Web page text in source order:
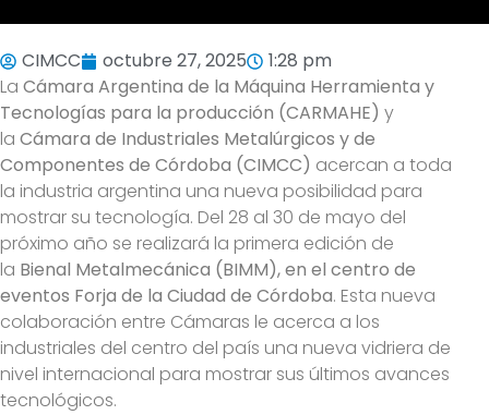
CIMCC octubre 27, 2025
1:28 pm
La Cámara Argentina de la Máquina Herramienta y
Tecnologías para la producción (CARMAHE) y
la Cámara de Industriales Metalúrgicos y de
Componentes de Córdoba (CIMCC) acercan a toda
la industria argentina una nueva posibilidad para
mostrar su tecnología. Del 28 al 30 de mayo del
próximo año se realizará la primera edición de
la Bienal Metalmecánica (BIMM), en el centro de
eventos Forja de la Ciudad de Córdoba. Esta nueva
colaboración entre Cámaras le acerca a los
industriales del centro del país una nueva vidriera de
nivel internacional para mostrar sus últimos avances
tecnológicos.